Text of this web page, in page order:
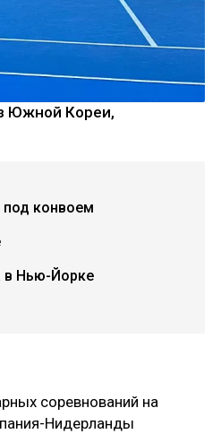
Южной Кореи,
под конвоем
в Нью-Йорке
соревнований на
Нидерланды